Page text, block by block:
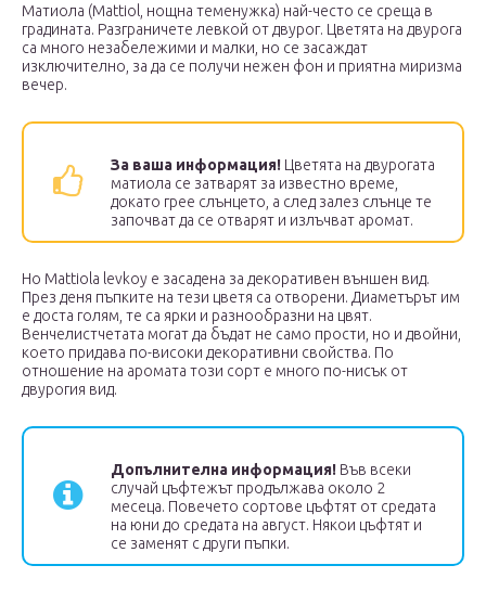
Матиола (Mattiol, нощна теменужка) най-често се среща в
градината. Разграничете левкой от двурог. Цветята на двурога
са много незабележими и малки, но се засаждат
изключително, за да се получи нежен фон и приятна миризма
вечер.
За ваша информация! Цветята на двурогата
матиола се затварят за известно време,
докато грее слънцето, а след залез слънце те
започват да се отварят и излъчват аромат.
Но Mattiola levkoy е засадена за декоративен външен вид.
През деня пъпките на тези цветя са отворени. Диаметърът им
е доста голям, те са ярки и разнообразни на цвят.
Венчелистчетата могат да бъдат не само прости, но и двойни,
което придава по-високи декоративни свойства. По
отношение на аромата този сорт е много по-нисък от
двурогия вид.
Допълнителна информация! Във всеки
случай цъфтежът продължава около 2
месеца. Повечето сортове цъфтят от средата
на юни до средата на август. Някои цъфтят и
се заменят с други пъпки.